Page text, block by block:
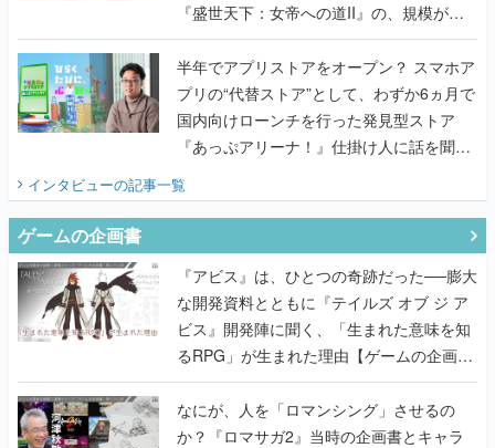
『盛世天下：女帝への道II』の、規模が違
うこだわりをプロデューサーに聞いた
半年でアプリストアをオープン？ スマホア
プリの“代替ストア”として、わずか6ヵ月で
国内向けローンチを行った発見型ストア
『あっぷアリーナ！』仕掛け人に話を聞い
てみた
インタビューの記事一覧
ゲームの企画書
『アビス』は、ひとつの奇跡だった──膨大
な開発資料とともに『テイルズ オブ ジ ア
ビス』開発陣に聞く、「生まれた意味を知
るRPG」が生まれた理由【ゲームの企画
書】
なにが、人を「ロマンシング」させるの
か？『ロマサガ2』当時の企画書とキャラ